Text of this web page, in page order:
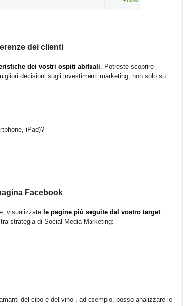
dei clienti
dei vostri ospiti abituali. Potreste scoprire
decisioni sugli investimenti marketing, non solo su
iPad)?
Facebook
visualizzate le pagine più seguite dal vostro target
strategia di Social Media Marketing:
del cibo e del vino”, ad esempio, posso analizzare le